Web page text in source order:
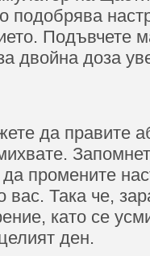
подобрява
Подъвчете
двойна доза
да правите
промените
вас. Така че,
като се
ден.